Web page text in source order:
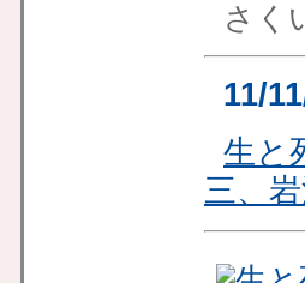
さく
11/
生と
三、